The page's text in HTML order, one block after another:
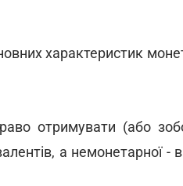
характеристик
отримувати (або
а немонетарної -